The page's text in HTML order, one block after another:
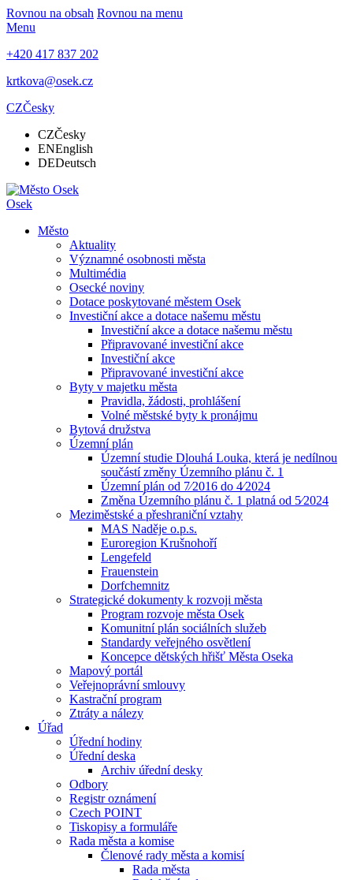
Rovnou na obsah Rovnou na menu
Menu
+420 417 837 202
krtkova@osek.cz
CZČesky
CZČesky
ENEnglish
DEDeutsch
Osek
Město
Aktuality
Významné osobnosti města
Multimédia
Osecké noviny
Dotace poskytované městem Osek
Investiční akce a dotace našemu městu
Investiční akce a dotace našemu městu
Připravované investiční akce
Investiční akce
Připravované investiční akce
Byty v majetku města
Pravidla, žádosti, prohlášení
Volné městské byty k pronájmu
Bytová družstva
Územní plán
Územní studie Dlouhá Louka, která je nedílnou
součástí změny Územního plánu č. 1
Územní plán od 7⁄2016 do 4⁄2024
Změna Územního plánu č. 1 platná od 5⁄2024
Meziměstské a přeshraniční vztahy
MAS Naděje o.p.s.
Euroregion Krušnohoří
Lengefeld
Frauenstein
Dorfchemnitz
Strategické dokumenty k rozvoji města
Program rozvoje města Osek
Komunitní plán sociálních služeb
Standardy veřejného osvětlení
Koncepce dětských hřišť Města Oseka
Mapový portál
Veřejnoprávní smlouvy
Kastrační program
Ztráty a nálezy
Úřad
Úřední hodiny
Úřední deska
Archiv úřední desky
Odbory
Registr oznámení
Czech POINT
Tiskopisy a formuláře
Rada města a komise
Členové rady města a komisí
Rada města